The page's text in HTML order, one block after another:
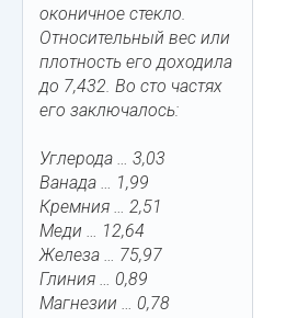
оконичное стекло.
Относительный вес или
плотность его доходила
до 7,432. Во сто частях
его заключалось:
Углерода … 3,03
Ванада … 1,99
Кремния … 2,51
Меди … 12,64
Железа … 75,97
Глиния … 0,89
Магнезии … 0,78